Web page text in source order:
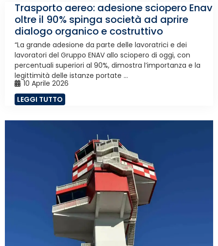
Trasporto aereo: adesione sciopero Enav
oltre il 90% spinga società ad aprire
dialogo organico e costruttivo
“La grande adesione da parte delle lavoratrici e dei
lavoratori del Gruppo ENAV allo sciopero di oggi, con
percentuali superiori al 90%, dimostra l’importanza e la
legittimità delle istanze portate ...
10 Aprile 2026
LEGGI TUTTO